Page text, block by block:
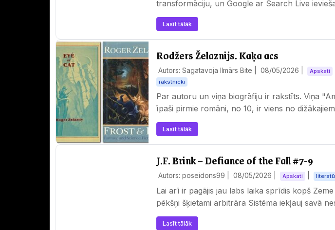
transformāciju, un Google ar Search Live
mērogā iezīmē jaunu…
Lasīt tālāk
Rodžers Želaznijs. Kaķa acs
Autors: Sagatavoja Ilmārs Bite | 08/05/2026 Apskati
rakstnieki
Par autoru un viņa biogrāfiju ir rakstīts. Viņa
īpaši pirmie romāni, no 10, ir viens no
meistardarbiem.…
Lasīt tālāk
J.F. Brink – Defiance of the Fall #7-9
Autors: poseidons99 | 08/05/2026 Apskati
Lai arī ir pagājis jau labs laika sprīdis kopš
pēkšņi šķietami arbitrāra Sistēma iekļauj savā
sastāvā un…
Lasīt tālāk